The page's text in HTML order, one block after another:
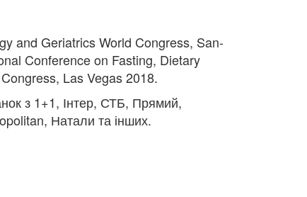
and Geriatrics World Congress, San-
Conference on Fasting, Dietary
Las Vegas 2018.
з 1+1, Інтер, СТБ, Прямий,
Натали та інших.